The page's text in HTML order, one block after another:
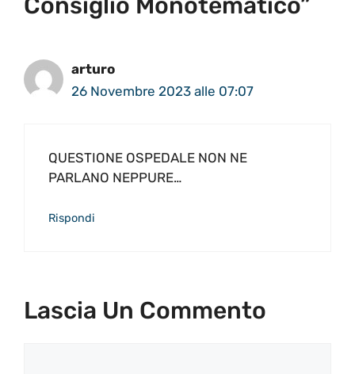
Consiglio Monotematico”
arturo
26 Novembre 2023 alle 07:07
QUESTIONE OSPEDALE NON NE
PARLANO NEPPURE…
Rispondi
Lascia Un Commento